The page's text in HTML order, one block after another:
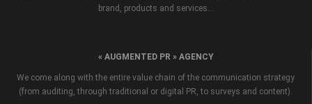
brand, products and services...
« AUGMENTED PR » AGENCY
We come along with the entire value chain of the communication strategy
(from auditing, through traditional or digital PR, to surveys and content).